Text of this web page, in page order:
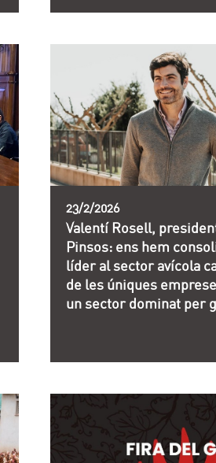
23/2/2026
Valentí Rosell,
Pinsos: ens hem
líder al sector avícola
de les úniques
un sector dominat per